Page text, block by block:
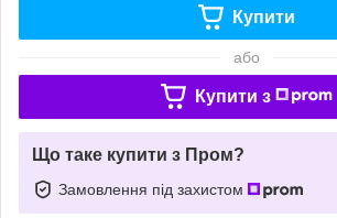
Купити
або
Купити з
Що таке купити з Пром?
Замовлення під захистом